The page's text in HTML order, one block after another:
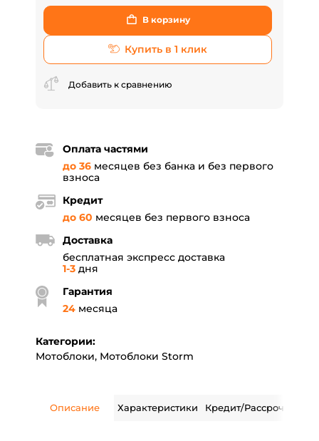
В корзину
Купить в 1 клик
Добавить к сравнению
Оплата частями
до 36 месяцев без банка и без первого
взноса
Кредит
до 60 месяцев без первого взноса
Доставка
бесплатная экспресс доставка
1-3 дня
Гарантия
24 месяца
Категории:
Мотоблоки, Мотоблоки Storm
Описание Характеристики Кредит/Рассрочка